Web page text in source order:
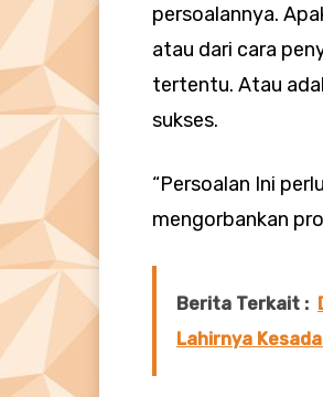
persoalannya.
atau dari cara
tertentu. Atau
sukses.
“Persoalan Ini
mengorbankan
Berita Terkait :
Lahirnya